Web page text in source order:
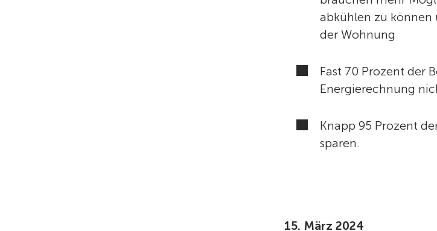
abkühlen zu können
der Wohnung
Fast 70 Prozent der
Energierechnung
Knapp 95 Prozent
sparen.
15. März 2024